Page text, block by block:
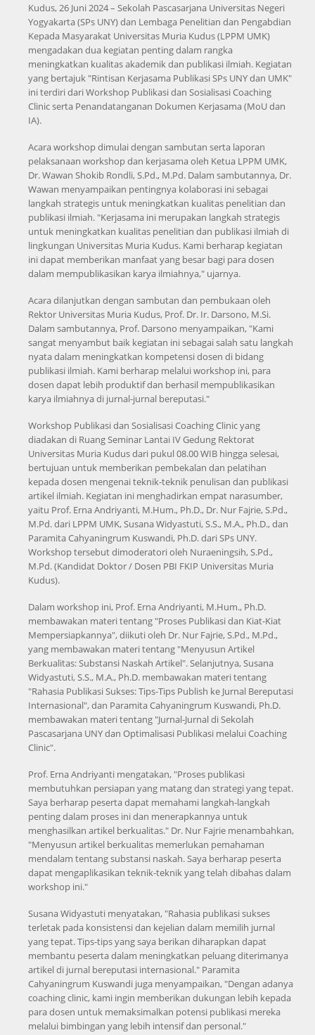
Kudus, 26 Juni 2024 – Sekolah Pascasarjana Universitas Negeri
Yogyakarta (SPs UNY) dan Lembaga Penelitian dan Pengabdian
Kepada Masyarakat Universitas Muria Kudus (LPPM UMK)
mengadakan dua kegiatan penting dalam rangka
meningkatkan kualitas akademik dan publikasi ilmiah. Kegiatan
yang bertajuk "Rintisan Kerjasama Publikasi SPs UNY dan UMK"
ini terdiri dari Workshop Publikasi dan Sosialisasi Coaching
Clinic serta Penandatanganan Dokumen Kerjasama (MoU dan
IA).
Acara workshop dimulai dengan sambutan serta laporan
pelaksanaan workshop dan kerjasama oleh Ketua LPPM UMK,
Dr. Wawan Shokib Rondli, S.Pd., M.Pd. Dalam sambutannya, Dr.
Wawan menyampaikan pentingnya kolaborasi ini sebagai
langkah strategis untuk meningkatkan kualitas penelitian dan
publikasi ilmiah. "Kerjasama ini merupakan langkah strategis
untuk meningkatkan kualitas penelitian dan publikasi ilmiah di
lingkungan Universitas Muria Kudus. Kami berharap kegiatan
ini dapat memberikan manfaat yang besar bagi para dosen
dalam mempublikasikan karya ilmiahnya," ujarnya.
Acara dilanjutkan dengan sambutan dan pembukaan oleh
Rektor Universitas Muria Kudus, Prof. Dr. Ir. Darsono, M.Si.
Dalam sambutannya, Prof. Darsono menyampaikan, "Kami
sangat menyambut baik kegiatan ini sebagai salah satu langkah
nyata dalam meningkatkan kompetensi dosen di bidang
publikasi ilmiah. Kami berharap melalui workshop ini, para
dosen dapat lebih produktif dan berhasil mempublikasikan
karya ilmiahnya di jurnal-jurnal bereputasi."
Workshop Publikasi dan Sosialisasi Coaching Clinic yang
diadakan di Ruang Seminar Lantai IV Gedung Rektorat
Universitas Muria Kudus dari pukul 08.00 WIB hingga selesai,
bertujuan untuk memberikan pembekalan dan pelatihan
kepada dosen mengenai teknik-teknik penulisan dan publikasi
artikel ilmiah. Kegiatan ini menghadirkan empat narasumber,
yaitu Prof. Erna Andriyanti, M.Hum., Ph.D., Dr. Nur Fajrie, S.Pd.,
M.Pd. dari LPPM UMK, Susana Widyastuti, S.S., M.A., Ph.D., dan
Paramita Cahyaningrum Kuswandi, Ph.D. dari SPs UNY.
Workshop tersebut dimoderatori oleh Nuraeningsih, S.Pd.,
M.Pd. (Kandidat Doktor / Dosen PBI FKIP Universitas Muria
Kudus).
Dalam workshop ini, Prof. Erna Andriyanti, M.Hum., Ph.D.
membawakan materi tentang "Proses Publikasi dan Kiat-Kiat
Mempersiapkannya", diikuti oleh Dr. Nur Fajrie, S.Pd., M.Pd.,
yang membawakan materi tentang "Menyusun Artikel
Berkualitas: Substansi Naskah Artikel". Selanjutnya, Susana
Widyastuti, S.S., M.A., Ph.D. membawakan materi tentang
"Rahasia Publikasi Sukses: Tips-Tips Publish ke Jurnal Bereputasi
Internasional", dan Paramita Cahyaningrum Kuswandi, Ph.D.
membawakan materi tentang "Jurnal-Jurnal di Sekolah
Pascasarjana UNY dan Optimalisasi Publikasi melalui Coaching
Clinic".
Prof. Erna Andriyanti mengatakan, "Proses publikasi
membutuhkan persiapan yang matang dan strategi yang tepat.
Saya berharap peserta dapat memahami langkah-langkah
penting dalam proses ini dan menerapkannya untuk
menghasilkan artikel berkualitas." Dr. Nur Fajrie menambahkan,
"Menyusun artikel berkualitas memerlukan pemahaman
mendalam tentang substansi naskah. Saya berharap peserta
dapat mengaplikasikan teknik-teknik yang telah dibahas dalam
workshop ini."
Susana Widyastuti menyatakan, "Rahasia publikasi sukses
terletak pada konsistensi dan kejelian dalam memilih jurnal
yang tepat. Tips-tips yang saya berikan diharapkan dapat
membantu peserta dalam meningkatkan peluang diterimanya
artikel di jurnal bereputasi internasional." Paramita
Cahyaningrum Kuswandi juga menyampaikan, "Dengan adanya
coaching clinic, kami ingin memberikan dukungan lebih kepada
para dosen untuk memaksimalkan potensi publikasi mereka
melalui bimbingan yang lebih intensif dan personal."